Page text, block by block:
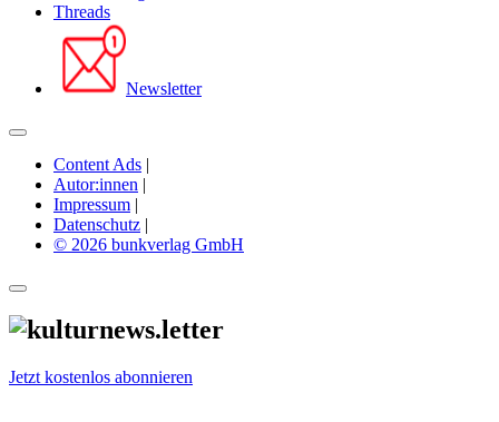
Threads
Newsletter
Content Ads |
Autor:innen |
Impressum |
Datenschutz |
© 2026 bunkverlag GmbH
Jetzt kostenlos abonnieren